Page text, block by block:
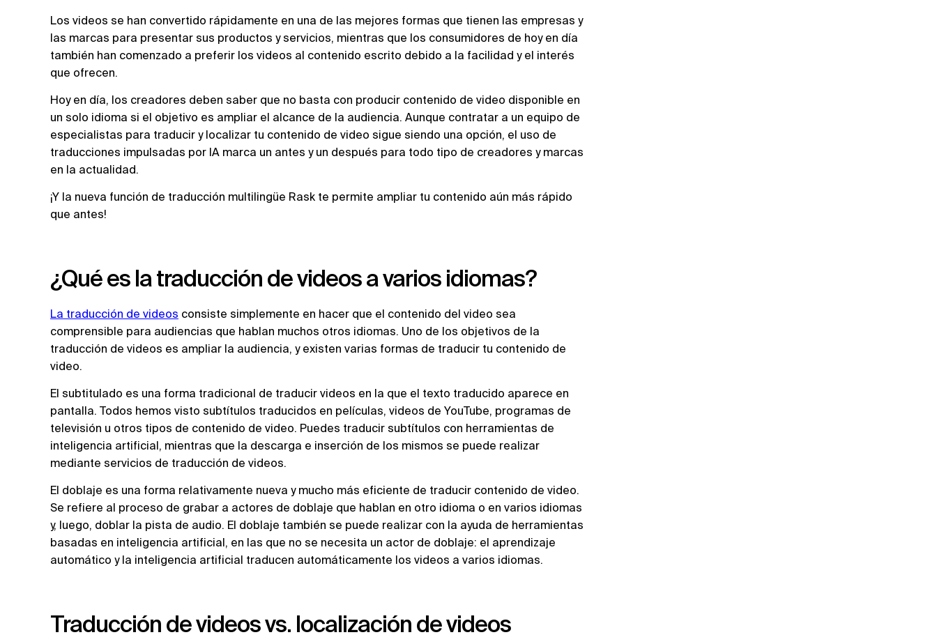
Los videos se han convertido rápidamente en una de las mejores formas que tienen las empresas y
las marcas para presentar sus productos y servicios, mientras que los consumidores de hoy en día
también han comenzado a preferir los videos al contenido escrito debido a la facilidad y el interés
que ofrecen.
Hoy en día, los creadores deben saber que no basta con producir contenido de video disponible en
un solo idioma si el objetivo es ampliar el alcance de la audiencia. Aunque contratar a un equipo de
especialistas para traducir y localizar tu contenido de video sigue siendo una opción, el uso de
traducciones impulsadas por IA marca un antes y un después para todo tipo de creadores y marcas
en la actualidad.
¡Y la nueva función de traducción multilingüe Rask te permite ampliar tu contenido aún más rápido
que antes!
¿Qué es la traducción de videos a varios idiomas?
La traducción de videos consiste simplemente en hacer que el contenido del video sea
comprensible para audiencias que hablan muchos otros idiomas. Uno de los objetivos de la
traducción de videos es ampliar la audiencia, y existen varias formas de traducir tu contenido de
video.
El subtitulado es una forma tradicional de traducir videos en la que el texto traducido aparece en
pantalla. Todos hemos visto subtítulos traducidos en películas, videos de YouTube, programas de
televisión u otros tipos de contenido de video. Puedes traducir subtítulos con herramientas de
inteligencia artificial, mientras que la descarga e inserción de los mismos se puede realizar
mediante servicios de traducción de videos.
El doblaje es una forma relativamente nueva y mucho más eficiente de traducir contenido de video.
Se refiere al proceso de grabar a actores de doblaje que hablan en otro idioma o en varios idiomas
y, luego, doblar la pista de audio. El doblaje también se puede realizar con la ayuda de herramientas
basadas en inteligencia artificial, en las que no se necesita un actor de doblaje: el aprendizaje
automático y la inteligencia artificial traducen automáticamente los videos a varios idiomas.
Traducción de videos vs. localización de videos